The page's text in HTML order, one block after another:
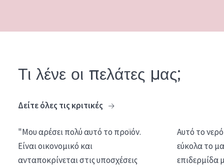
Τι λένε οι πελάτες μας;
Δείτε όλες τις κριτικές
"Μου αρέσει πολύ αυτό το προϊόν.
Είναι οικονομικό και
ανταποκρίνεται στις υποσχέσεις
Αυτό το
εύκολα το
επιδερμίδα